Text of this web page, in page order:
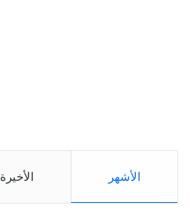
الأشهر الأخيرة